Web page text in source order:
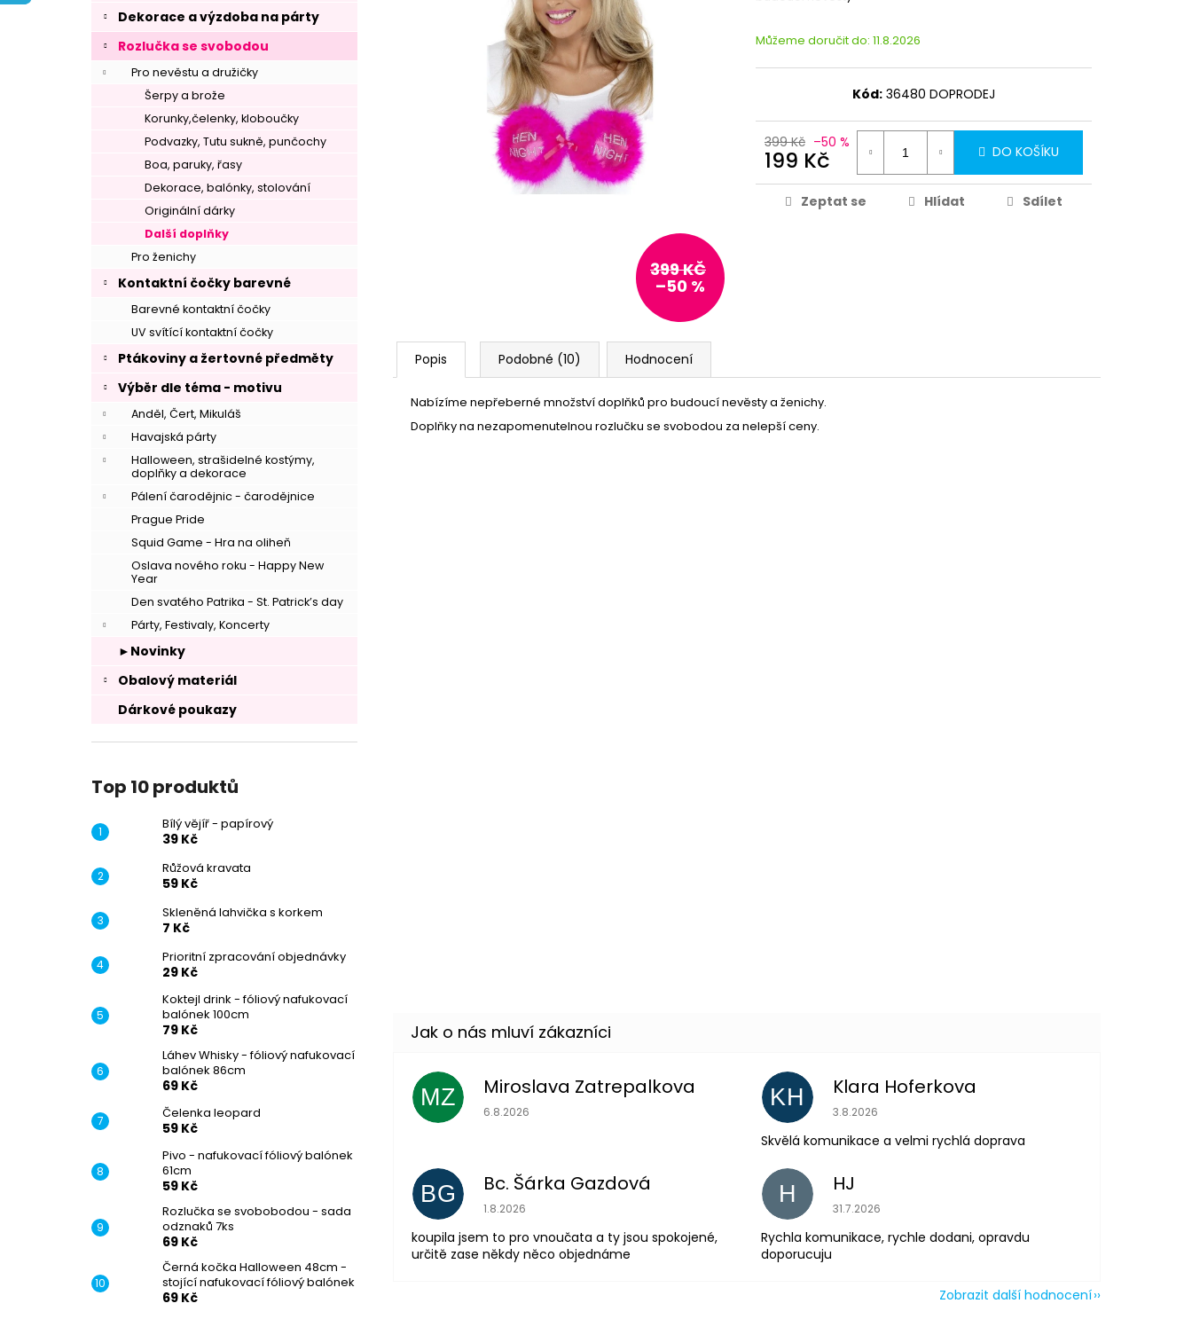
Dekorace a výzdoba na párty
Rozlučka se svobodou
Pro nevěstu a družičky
Šerpy a brože
Korunky,čelenky, kloboučky
Podvazky, Tutu sukně, punčochy
Boa, paruky, řasy
Dekorace, balónky, stolování
Originální dárky
Další doplňky
Pro ženichy
Kontaktní čočky barevné
Barevné kontaktní čočky
UV svítící kontaktní čočky
Ptákoviny a žertovné předměty
Výběr dle téma - motivu
Anděl, Čert, Mikuláš
Havajská párty
Halloween, strašidelné kostýmy,
doplňky a dekorace
Pálení čarodějnic - čarodějnice
Prague Pride
Squid Game - Hra na oliheň
Oslava nového roku - Happy New
Year
Den svatého Patrika - St. Patrick’s day
Párty, Festivaly, Koncerty
►Novinky
Obalový materiál
Dárkové poukazy
Top 10 produktů
Bílý vějíř - papírový
39 Kč
Růžová kravata
59 Kč
Skleněná lahvička s korkem
7 Kč
Prioritní zpracování objednávky
29 Kč
Koktejl drink - fóliový nafukovací
balónek 100cm
79 Kč
Láhev Whisky - fóliový nafukovací
balónek 86cm
69 Kč
Čelenka leopard
59 Kč
Pivo - nafukovací fóliový balónek
61cm
59 Kč
Rozlučka se svobobodou - sada
odznaků 7ks
69 Kč
Černá kočka Halloween 48cm -
stojící nafukovací fóliový balónek
69 Kč
Můžeme doručit do: 11.8.2026
Kód: 36480 DOPRODEJ
399 Kč –50 %
199 Kč DO KOŠÍKU
Zeptat se Hlídat Sdílet
399 KČ
–50 %
Popis Podobné (10) Hodnocení
Nabízíme nepřeberné množství doplňků pro budoucí nevěsty a ženichy.
Doplňky na nezapomenutelnou rozlučku se svobodou za nelepší ceny.
MZ Miroslava Zatrepalkova
Hodnocení obchodu je 5 z 5 hvězdiček.
6.8.2026
KH Klara Hoferkova
Hodnocení obchodu je 5 z 5 hvězdiček.
3.8.2026
Skvělá komunikace a velmi rychlá doprava
BG Bc. Šárka Gazdová
Hodnocení obchodu je 5 z 5 hvězdiček.
1.8.2026
koupila jsem to pro vnoučata a ty jsou spokojené,
určitě zase někdy něco objednáme
H HJ
Hodnocení obchodu je 5 z 5 hvězdiček.
31.7.2026
Rychla komunikace, rychle dodani, opravdu
doporucuju
Zobrazit další hodnocení
Partykostym.cz - online